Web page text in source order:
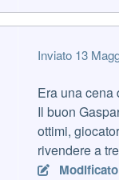
Inviato 13
Era una cena
Il buon
ottimi,
rivendere a
Modificato